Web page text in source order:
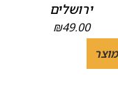
ירושלים
₪49.00